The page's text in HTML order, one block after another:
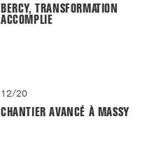
BERCY, TRANSFORMATION
ACCOMPLIE
12/20
CHANTIER AVANCÉ À MASSY